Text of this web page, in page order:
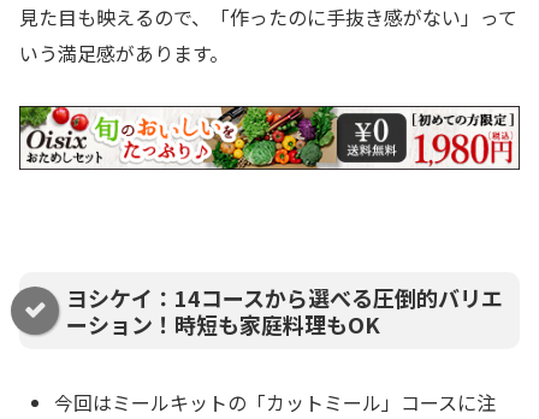
見た目も映えるので、「作ったのに手抜き感がない」って
いう満足感があります。
ヨシケイ：14コースから選べる圧倒的バリエ
ーション！時短も家庭料理もOK
今回はミールキットの「カットミール」コースに注